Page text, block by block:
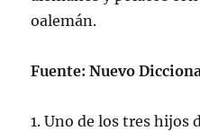
oalemán.
Fuente: Nuevo
1. Uno de los tres hijos